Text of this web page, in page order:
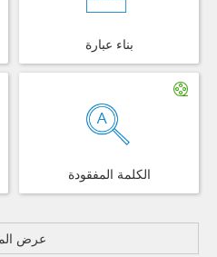
بناء عبارة
الكلمة المفقودة
عرض